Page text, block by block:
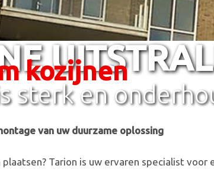
sterk en
kozijnen
van uw duurzame oplossing
Tarion is uw ervaren specialist